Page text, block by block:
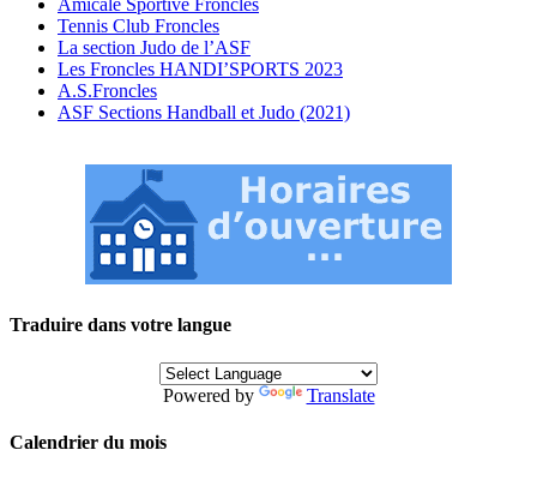
Amicale Sportive Froncles
Tennis Club Froncles
La section Judo de l’ASF
Les Froncles HANDI’SPORTS 2023
A.S.Froncles
ASF Sections Handball et Judo (2021)
Traduire dans votre langue
Powered by Translate
Calendrier du mois